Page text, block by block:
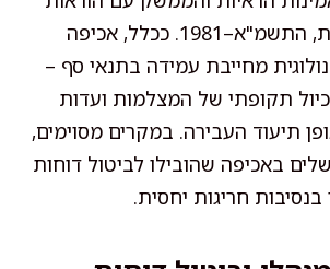
חוק הגנת הפרטיות, התשמ"א–1981. ככלל, אכיפה
מחייבת עמידה בתנאי סף –
כיול תקופתי של המצלמות ועדות
תיעוד העבירה. במקרים מסוימים,
באכיפה שהובילו לביטול דוחות
חריגות יחסית.